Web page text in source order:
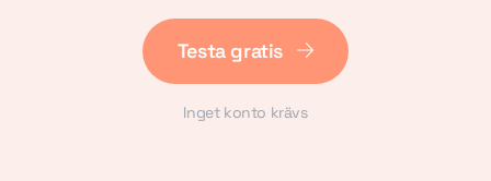
Testa gratis
Inget konto krävs